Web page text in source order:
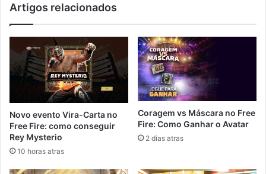
Artigos relacionados
Novo evento Vira-Carta no
Free Fire: como conseguir
Rey Mysterio
10 horas atras
Coragem vs Máscara no Free
Fire: Como Ganhar o Avatar
2 dias atras